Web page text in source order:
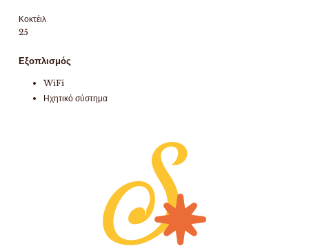
Κοκτέιλ
25
Εξοπλισμός
WiFi
Ηχητικό σύστημα